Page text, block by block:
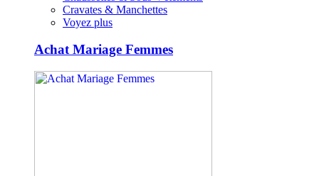
Cravates & Manchettes
Voyez plus
Achat Mariage Femmes